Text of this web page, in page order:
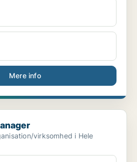
Mere info
virksomhed i Hele